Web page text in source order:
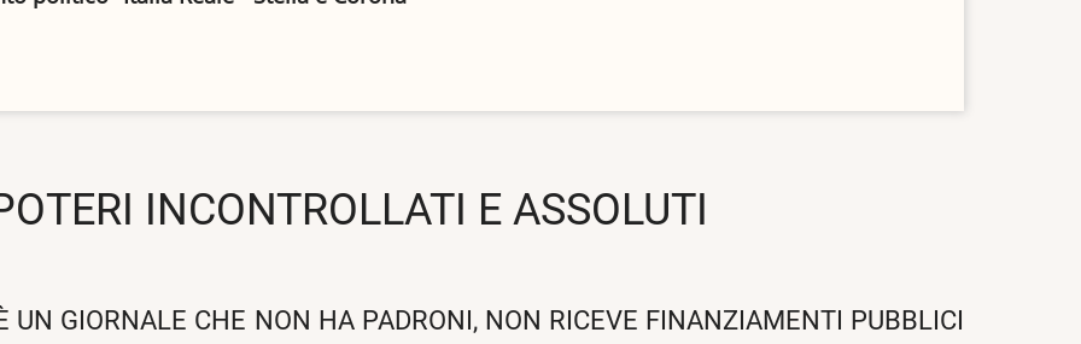
INCONTROLLATI E ASSOLUTI
UN GIORNALE CHE NON HA PADRONI, NON RICEVE FINANZIAMENTI PUBBLICI